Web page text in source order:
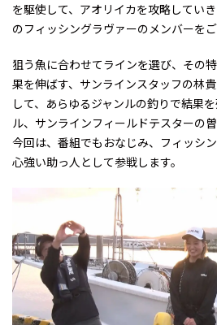
を駆使して、アオリイカを攻略してい
のフィッシングラヴァーのメンバーを
狙う魚に合わせてラインを選び、その
果を伸ばす、サンラインスタッフの林
して、あらゆるジャンルの釣りで結果
ル、サンラインフィールドテスターの
今回は、番組でもおなじみ、フィッシ
心強い助っ人として参戦します。